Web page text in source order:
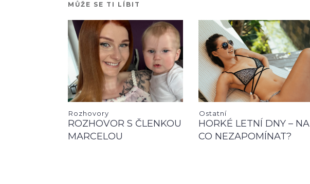
MŮŽE SE TI LÍBIT
Rozhovory
ROZHOVOR S ČLENKOU
MARCELOU
Ostatní
HORKÉ LETNÍ DNY – NA
CO NEZAPOMÍNAT?